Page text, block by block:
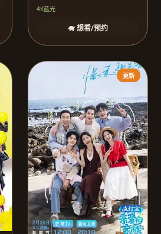
4K蓝光
🐗 想看/预约
更新